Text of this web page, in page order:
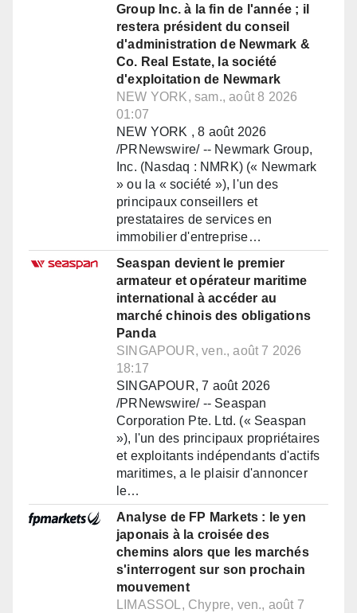
Group Inc. à la fin de l'année ; il
restera président du conseil
d'administration de Newmark &
Co. Real Estate, la société
d'exploitation de Newmark
NEW YORK, sam., août 8 2026
01:07
NEW YORK , 8 août 2026
/PRNewswire/ -- Newmark Group,
Inc. (Nasdaq : NMRK) (« Newmark
» ou la « société »), l'un des
principaux conseillers et
prestataires de services en
immobilier d'entreprise…
Seaspan devient le premier
armateur et opérateur maritime
international à accéder au
marché chinois des obligations
Panda
SINGAPOUR, ven., août 7 2026
18:17
SINGAPOUR, 7 août 2026
/PRNewswire/ -- Seaspan
Corporation Pte. Ltd. (« Seaspan
»), l'un des principaux propriétaires
et exploitants indépendants d'actifs
maritimes, a le plaisir d'annoncer
le…
Analyse de FP Markets : le yen
japonais à la croisée des
chemins alors que les marchés
s'interrogent sur son prochain
mouvement
LIMASSOL, Chypre, ven., août 7